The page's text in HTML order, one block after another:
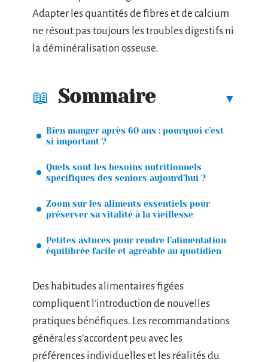
Adapter les quantités de fibres et de calcium
ne résout pas toujours les troubles digestifs ni
la déminéralisation osseuse.
Sommaire
Bien manger après 60 ans : pourquoi c’est
si important ?
Quels sont les besoins nutritionnels
spécifiques des seniors aujourd’hui ?
Zoom sur les aliments essentiels pour
préserver sa vitalité à la vieillesse
Petites astuces pour rendre l’alimentation
équilibrée facile et agréable au quotidien
Des habitudes alimentaires figées
compliquent l’introduction de nouvelles
pratiques bénéfiques. Les recommandations
générales s’accordent peu avec les
préférences individuelles et les réalités du